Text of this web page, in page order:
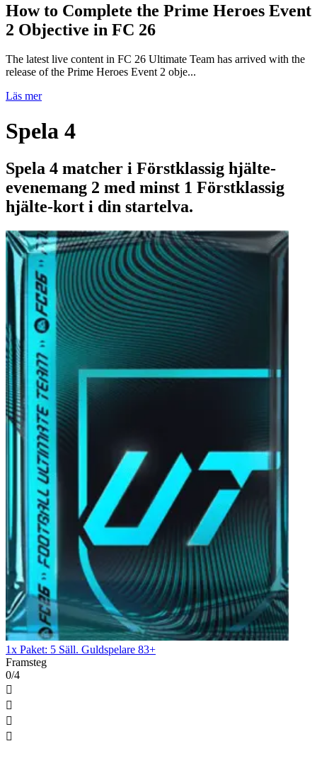
How to Complete the Prime Heroes Event
2 Objective in FC 26
The latest live content in FC 26 Ultimate Team has arrived with the
release of the Prime Heroes Event 2 obje...
Läs mer
Spela 4
Spela 4 matcher i Förstklassig hjälte-
evenemang 2 med minst 1 Förstklassig
hjälte-kort i din startelva.
1x Paket: 5 Säll. Guldspelare 83+
Framsteg
0/4



